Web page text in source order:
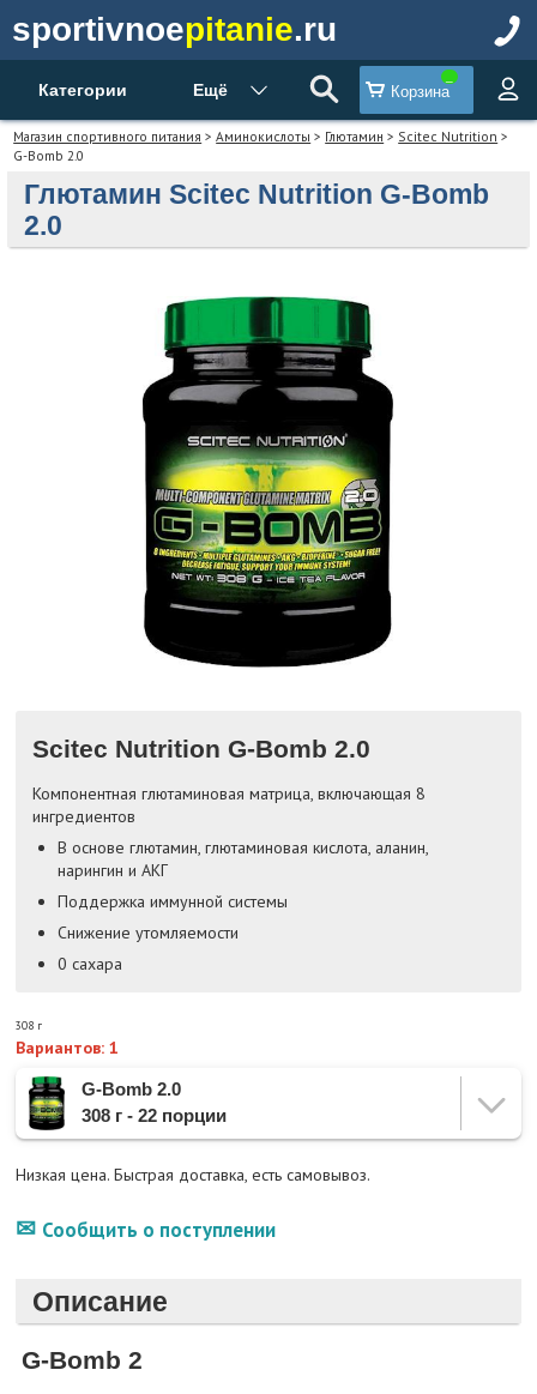
sportivnoepitanie.ru
Категории Ещё Корзина
Магазин спортивного питания >Аминокислоты > Глютамин > Scitec Nutrition >
G-Bomb 2.0
Глютамин Scitec Nutrition G-Bomb
2.0
Scitec Nutrition G-Bomb 2.0
Компонентная глютаминовая матрица, включающая 8
ингредиентов
В основе глютамин, глютаминовая кислота, аланин,
нарингин и АКГ
Поддержка иммунной системы
Снижение утомляемости
0 сахара
308 г
Вариантов: 1
G-Bomb 2.0
308 г - 22 порции
Низкая цена. Быстрая доставка, есть самовывоз.
Сообщить о поступлении
Описание
G-Bomb 2